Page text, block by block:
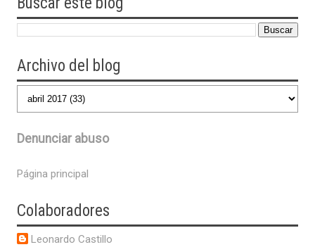
Archivo del blog
Denunciar abuso
Página principal
Colaboradores
Leonardo Castillo